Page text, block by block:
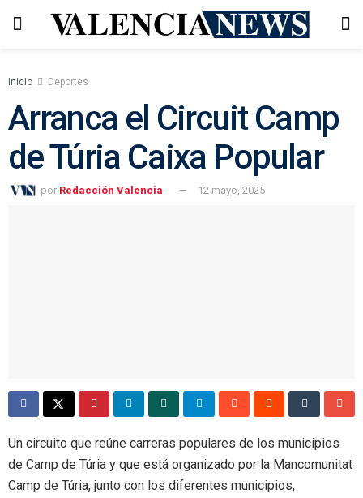
Inicio Deportes
Arranca el Circuit Camp
de Túria Caixa Popular
por Redacción Valencia 12 mayo, 2025
Un circuito que reúne carreras populares de los municipios
de Camp de Túria y que está organizado por la Mancomunitat
Camp de Túria, junto con los diferentes municipios,